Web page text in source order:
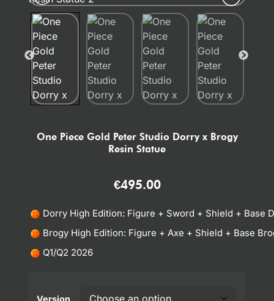
One Piece Gold Peter Studio Dorry x Brogy
Resin Statue
€495.00
Dorry High Edition: Figure + Sword + Shield + Base
Brogy High Edition: Figure + Axe + Shield + Base
Q1/Q2 2026